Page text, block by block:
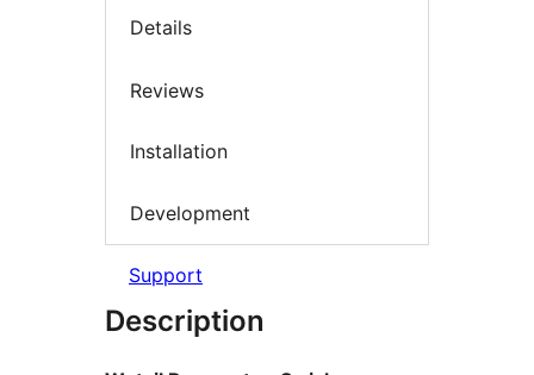
Details
Reviews
Installation
Development
Support
Description